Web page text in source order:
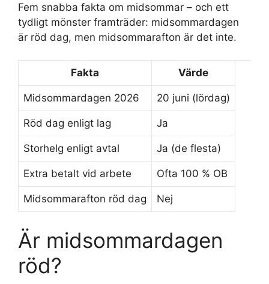
Fem snabba fakta om midsommar – och ett
tydligt mönster framträder: midsommardagen
är röd dag, men midsommarafton är det inte.
Fakta Värde
Midsommardagen 2026 20 juni (lördag)
Röd dag enligt lag Ja
Storhelg enligt avtal Ja (de flesta)
Extra betalt vid arbete Ofta 100 % OB
Midsommarafton röd dag Nej
Är midsommardagen
röd?